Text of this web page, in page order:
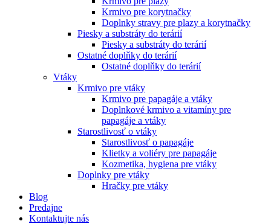
Krmivo pre korytnačky
Doplnky stravy pre plazy a korytnačky
Piesky a substráty do terárií
Piesky a substráty do terárií
Ostatné doplňky do terárií
Ostatné doplňky do terárií
Vtáky
Krmivo pre vtáky
Krmivo pre papagáje a vtáky
Doplnkové krmivo a vitamíny pre
papagáje a vtáky
Starostlivosť o vtáky
Starostlivosť o papagáje
Klietky a voliéry pre papagáje
Kozmetika, hygiena pre vtáky
Doplnky pre vtáky
Hračky pre vtáky
Blog
Predajne
Kontaktujte nás